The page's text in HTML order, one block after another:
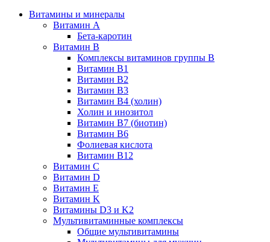
Витамины и минералы
Витамин A
Бета-каротин
Витамин B
Комплексы витаминов группы B
Витамин B1
Витамин B2
Витамин B3
Витамин B4 (холин)
Холин и инозитол
Витамин B7 (биотин)
Витамин B6
Фолиевая кислота
Витамин B12
Витамин C
Витамин D
Витамин E
Витамин K
Витамины D3 и K2
Мультивитаминные комплексы
Общие мультивитамины